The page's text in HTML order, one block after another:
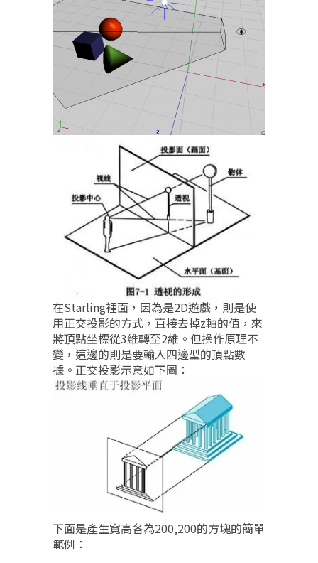
在Starling裡面，因為是2D遊戲，則是使
用正交投影的方式，直接去掉z軸的值，來
將頂點坐標從3維轉至2維。但操作原理不
變，這邊的則是要輸入四邊型的頂點數
據。正交投影示意如下圖：
下面是產生寬高各為200,200的方塊的簡單
範例：